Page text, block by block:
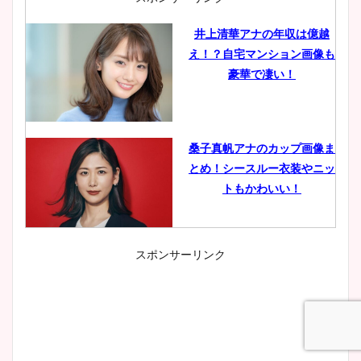
井上清華アナの年収は億越
え！？自宅マンション画像も
豪華で凄い！
桑子真帆アナのカップ画像ま
とめ！シースルー衣装やニッ
トもかわいい！
小室瑛莉子のカップ画像まと
スポンサーリンク